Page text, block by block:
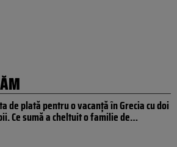
de plată pentru o vacanță în Grecia cu doi
Ce sumă a cheltuit o familie de…